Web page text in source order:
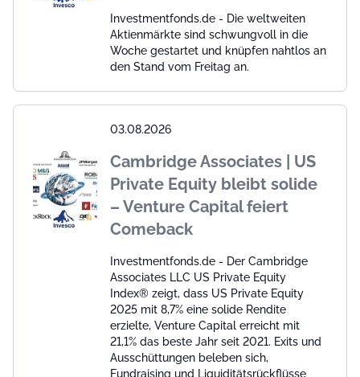
Investmentfonds.de - Die weltweiten
Aktienmärkte sind schwungvoll in die
Woche gestartet und knüpfen nahtlos an
den Stand vom Freitag an.
03.08.2026
Cambridge Associates | US
Private Equity bleibt solide
– Venture Capital feiert
Comeback
Investmentfonds.de - Der Cambridge
Associates LLC US Private Equity
Index® zeigt, dass US Private Equity
2025 mit 8,7% eine solide Rendite
erzielte, Venture Capital erreicht mit
21,1% das beste Jahr seit 2021. Exits und
Ausschüttungen beleben sich,
Fundraising und Liquiditätsrückflüsse